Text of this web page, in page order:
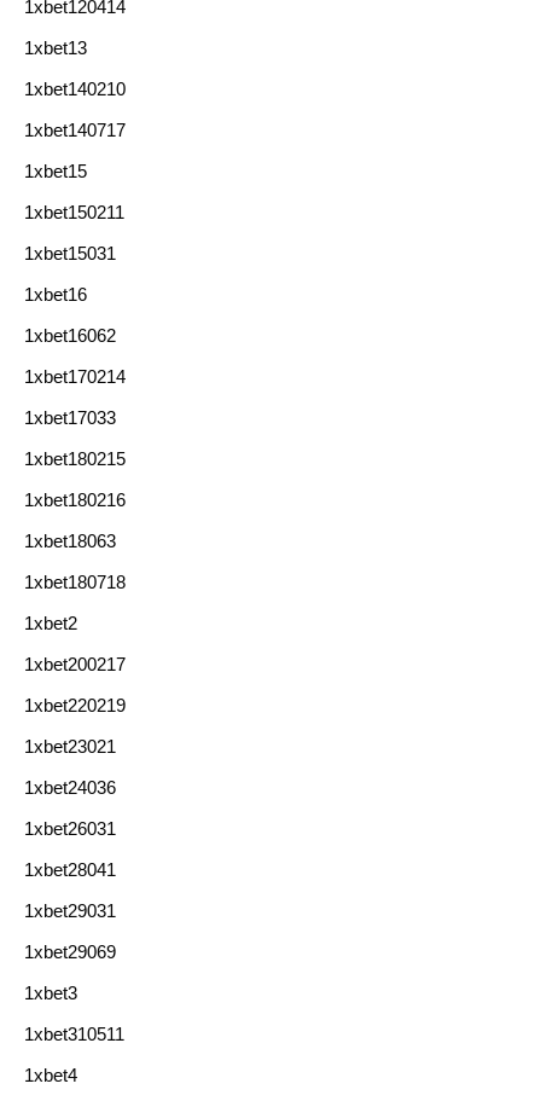
1xbet120414
1xbet13
1xbet140210
1xbet140717
1xbet15
1xbet150211
1xbet15031
1xbet16
1xbet16062
1xbet170214
1xbet17033
1xbet180215
1xbet180216
1xbet18063
1xbet180718
1xbet2
1xbet200217
1xbet220219
1xbet23021
1xbet24036
1xbet26031
1xbet28041
1xbet29031
1xbet29069
1xbet3
1xbet310511
1xbet4